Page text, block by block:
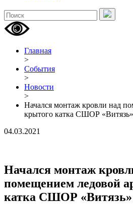
Главная
>
События
>
Новости
>
Начался монтаж кровли над
крытого катка СШОР «Витязь»
04.03.2021
Начался монтаж
помещением ледовой
катка СШОР «Витязь»